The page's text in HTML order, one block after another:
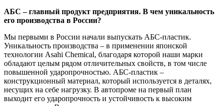
АБС – главный продукт предприятия. В чем уникальность
его производства в России?
Мы первыми в России начали выпускать АБС-пластик.
Уникальность производства – в применении японской
технологии Asahi Chemical, благодаря которой наши марки
обладают целым рядом отличительных свойств, в том числе
повышенной ударопрочностью. AБС-пластик –
конструкционный материал, который используется в деталях,
несущих на себе нагрузку. В автопроме на первый план
выходит его ударопрочность и устойчивость к высоким